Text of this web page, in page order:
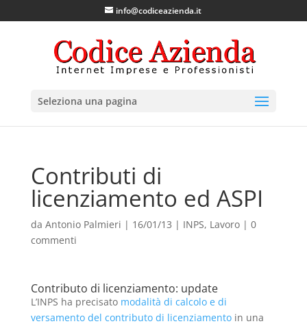
info@codiceazienda.it
Seleziona una pagina
Contributi di
licenziamento ed ASPI
da Antonio Palmieri | 16/01/13 | INPS, Lavoro| 0
commenti
Contributo di licenziamento: update
L’INPS ha precisato modalità di calcolo e di
versamento del contributo di licenziamento in una